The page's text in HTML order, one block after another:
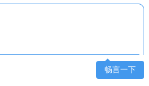
畅言一下